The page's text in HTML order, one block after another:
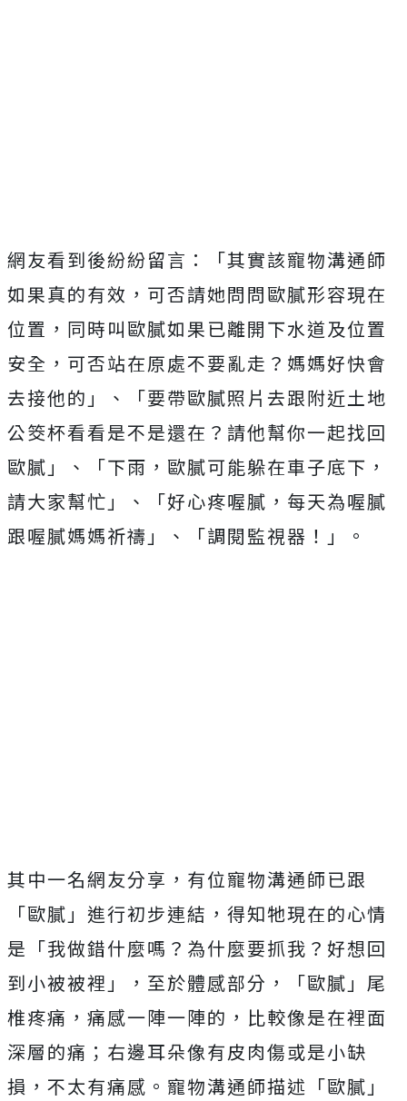
網友看到後紛紛留言：「其實該寵物溝通師
如果真的有效，可否請她問問歐膩形容現在
位置，同時叫歐膩如果已離開下水道及位置
安全，可否站在原處不要亂走？媽媽好快會
去接他的」、「要帶歐膩照片去跟附近土地
公筊杯看看是不是還在？請他幫你一起找回
歐膩」、「下雨，歐膩可能躲在車子底下，
請大家幫忙」、「好心疼喔膩，每天為喔膩
跟喔膩媽媽祈禱」、「調閱監視器！」。
其中一名網友分享，有位寵物溝通師已跟
「歐膩」進行初步連結，得知牠現在的心情
是「我做錯什麼嗎？為什麼要抓我？好想回
到小被被裡」，至於體感部分，「歐膩」尾
椎疼痛，痛感一陣一陣的，比較像是在裡面
深層的痛；右邊耳朵像有皮肉傷或是小缺
損，不太有痛感。寵物溝通師描述「歐膩」